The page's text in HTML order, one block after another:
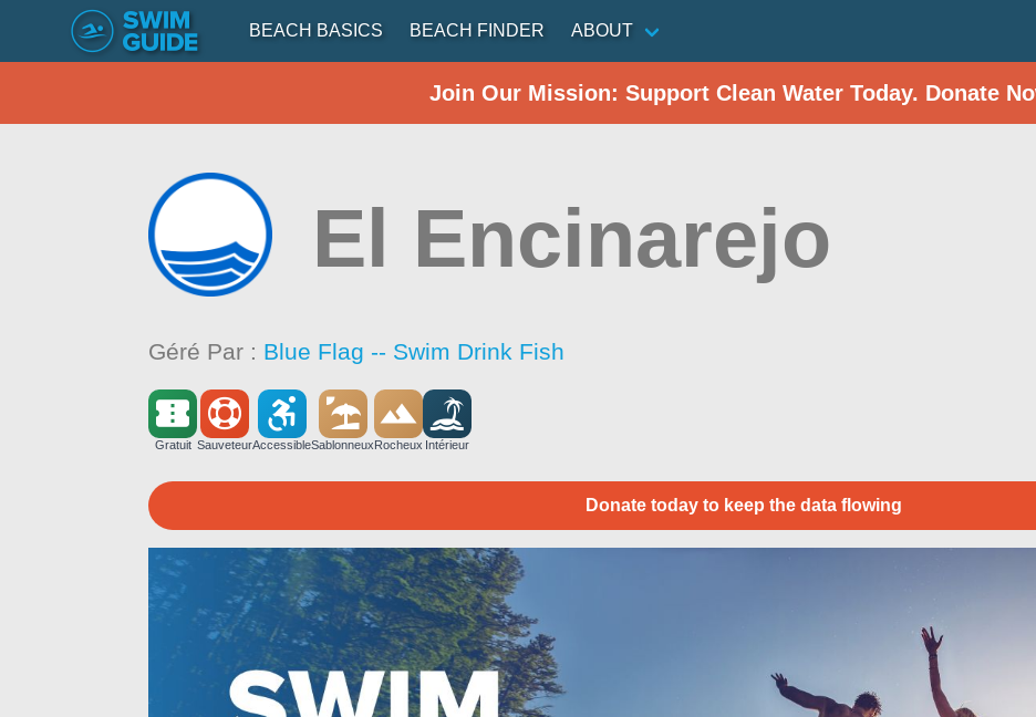
BEACH BASICS BEACH FINDER ABOUT
Join Our Mission: Support Clean Water Today. Donate
El Encinarejo
Géré Par : Blue Flag -- Swim Drink Fish
Gratuit SauveteurAccessibleSablonneuxRocheux Intérieur
Donate today to keep the data flowing